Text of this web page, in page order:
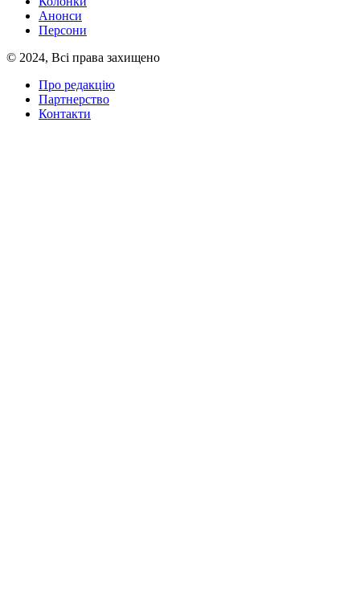
Анонси
Персони
© 2024, Всі права захищено
Про редакцію
Партнерство
Контакти